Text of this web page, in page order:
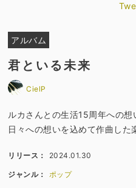
アルバム
君といる未来
CielP
ルカさんとの生活15周年への
日々への想いを込めて作曲した
リリース： 2024.01.30
ジャンル： ポップ